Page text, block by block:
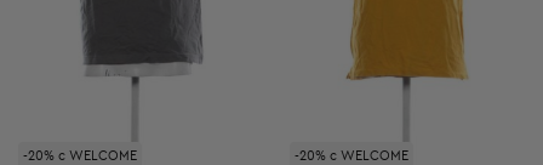
-20% с WELCOME -20% с WELCOME